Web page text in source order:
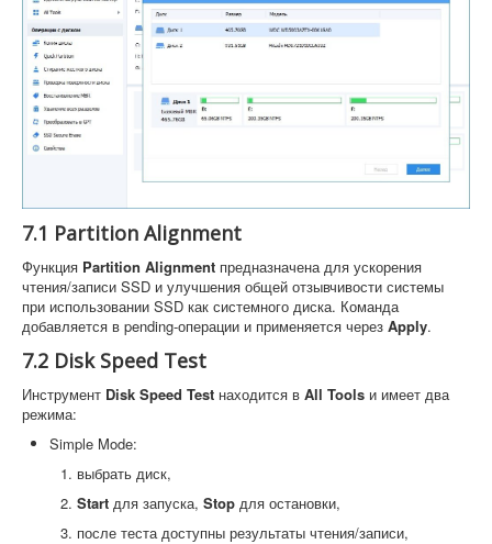
7.1 Partition Alignment
Функция Partition Alignment предназначена для ускорения
чтения/записи SSD и улучшения общей отзывчивости системы
при использовании SSD как системного диска. Команда
добавляется в pending-операции и применяется через Apply.
7.2 Disk Speed Test
Инструмент Disk Speed Test находится в All Tools и имеет два
режима:
Simple Mode:
выбрать диск,
Start для запуска, Stop для остановки,
после теста доступны результаты чтения/записи,